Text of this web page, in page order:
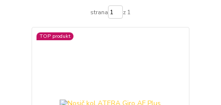
strana z 1
TOP produkt